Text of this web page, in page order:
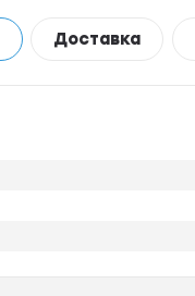
Доставка